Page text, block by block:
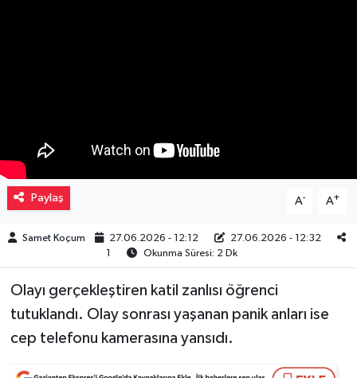
Paylaş A- A+
Samet Koçum 27.06.2026 - 12:12
27.06.2026 - 12:32
1
Okunma Süresi: 2 Dk
Olayı gerçekleştiren katil zanlısı öğrenci
tutuklandı. Olay sonrası yaşanan panik anları ise
cep telefonu kamerasına yansıdı.
Resmi İlanlar
Sağlık
Teknoloji